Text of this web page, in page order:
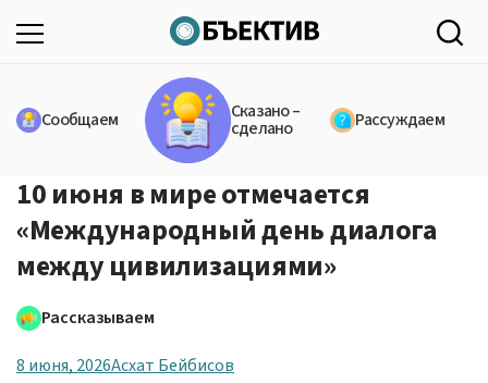
Сообщаем Сказано –
сделано Рассуждаем
10 июня в мире отмечается
«Международный день диалога
между цивилизациями»
Рассказываем
8 июня, 2026Асхат Бейбисов